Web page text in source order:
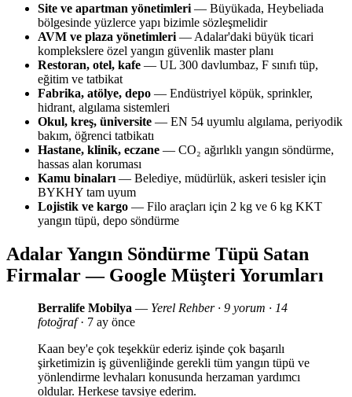
Site ve apartman yönetimleri — Büyükada, Heybeliada
bölgesinde yüzlerce yapı bizimle sözleşmelidir
AVM ve plaza yönetimleri — Adalar'daki büyük ticari
komplekslere özel yangın güvenlik master planı
Restoran, otel, kafe — UL 300 davlumbaz, F sınıfı tüp,
eğitim ve tatbikat
Fabrika, atölye, depo — Endüstriyel köpük, sprinkler,
hidrant, algılama sistemleri
Okul, kreş, üniversite — EN 54 uyumlu algılama, periyodik
bakım, öğrenci tatbikatı
Hastane, klinik, eczane — CO₂ ağırlıklı yangın söndürme,
hassas alan koruması
Kamu binaları — Belediye, müdürlük, askeri tesisler için
BYKHY tam uyum
Lojistik ve kargo — Filo araçları için 2 kg ve 6 kg KKT
yangın tüpü, depo söndürme
Adalar Yangın Söndürme Tüpü Satan
Firmalar — Google Müşteri Yorumları
Berralife Mobilya — Yerel Rehber · 9 yorum · 14
fotoğraf· 7 ay önce
Kaan bey'e çok teşekkür ederiz işinde çok başarılı
şirketimizin iş güvenliğinde gerekli tüm yangın tüpü ve
yönlendirme levhaları konusunda herzaman yardımcı
oldular. Herkese tavsiye ederim.